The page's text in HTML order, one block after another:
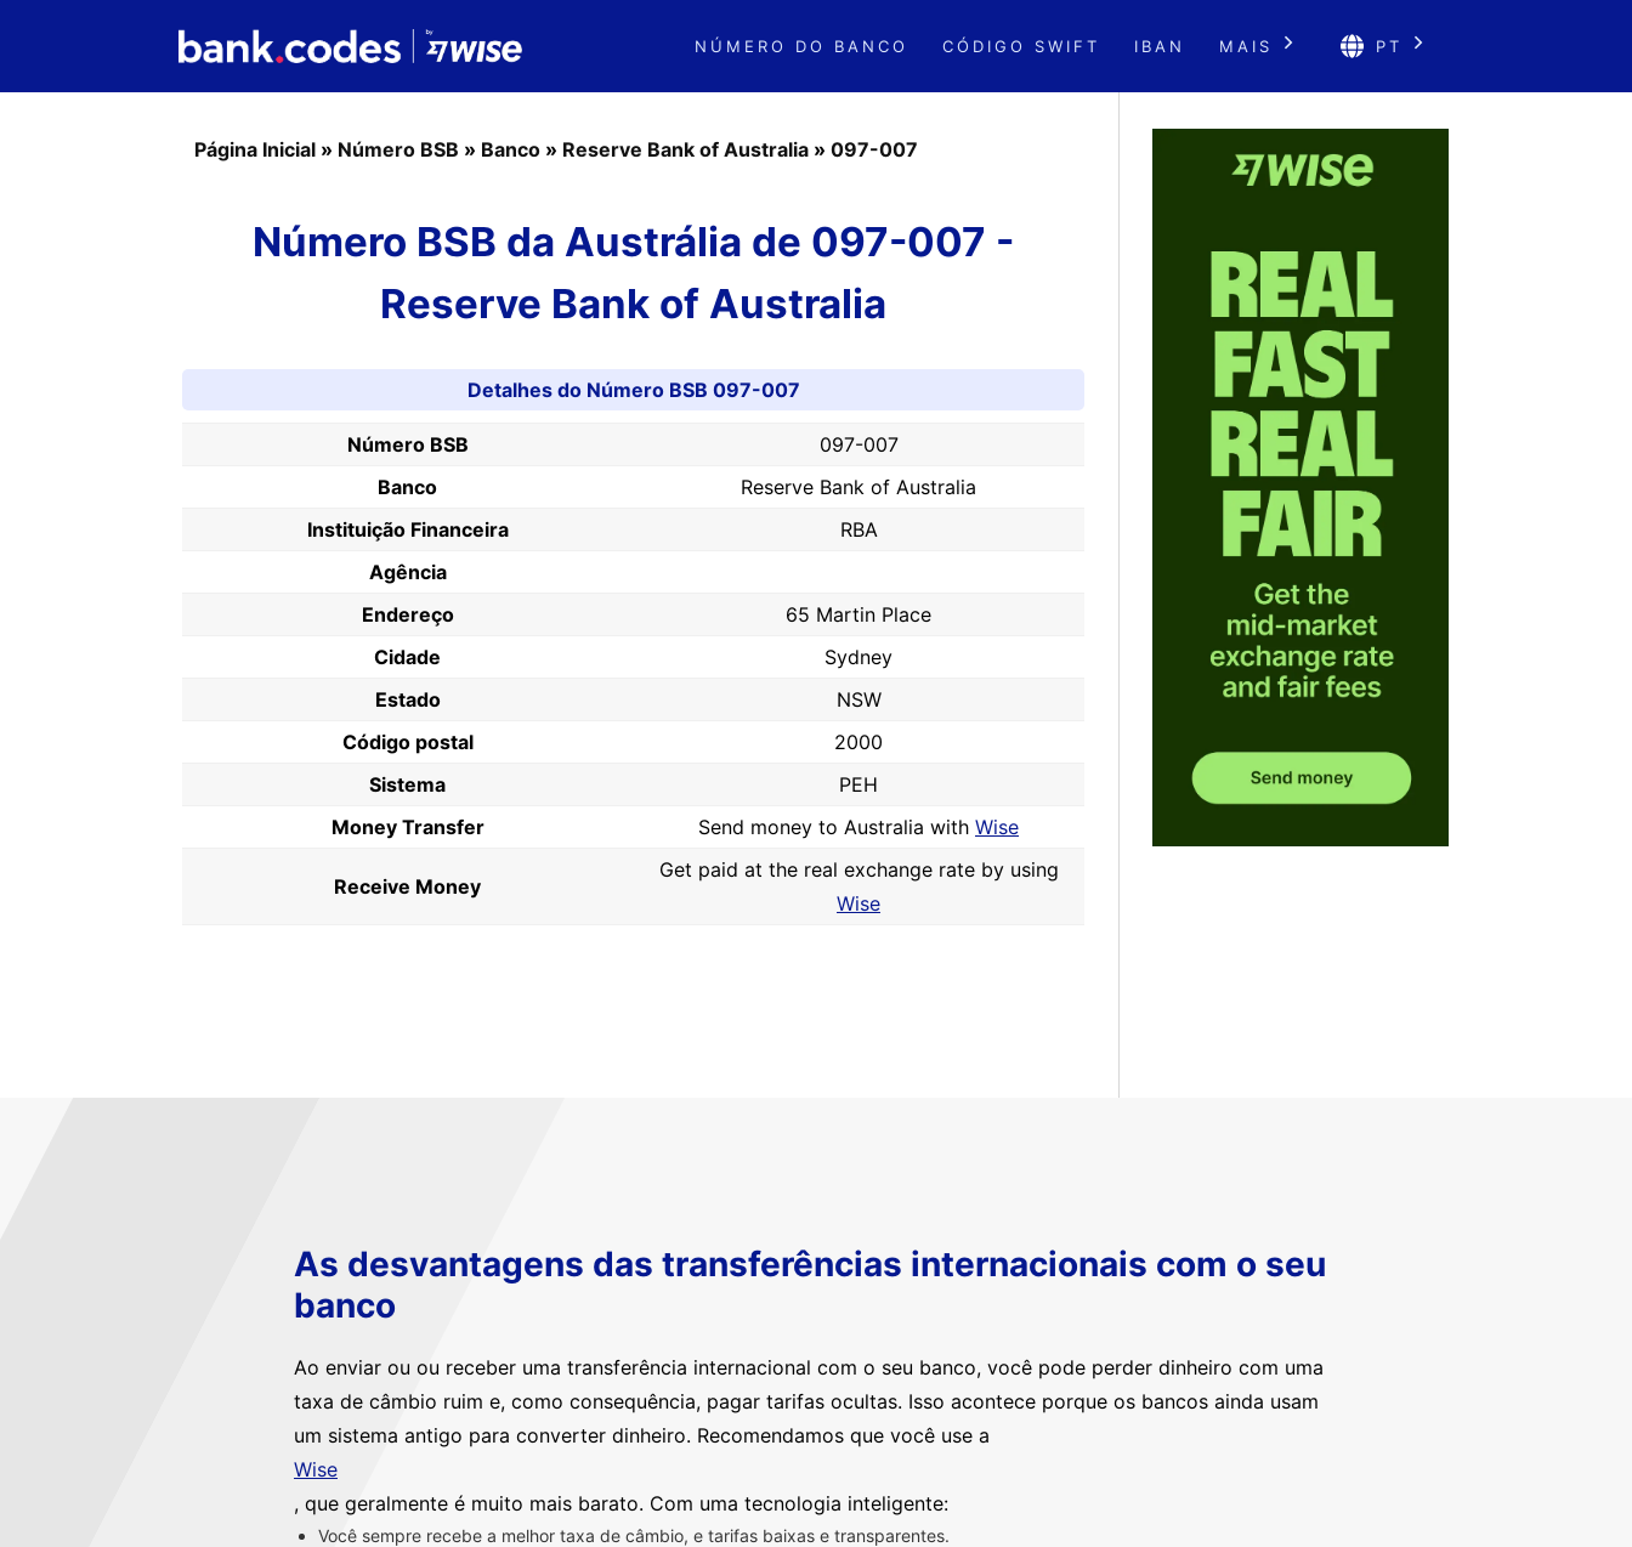
NÚMERO DO BANCO CÓDIGO SWIFT IBAN MAIS PT
Página Inicial » Número BSB » Banco » Reserve Bank of Australia » 097-007
Número BSB da Austrália de 097-007 -
Reserve Bank of Australia
Detalhes do Número BSB 097-007
Número BSB
097-007
Banco
Reserve Bank of Australia
Instituição Financeira
RBA
Agência
Endereço
65 Martin Place
Cidade
Sydney
Estado
NSW
Código postal
2000
Sistema
PEH
Money Transfer
Send money to Australia with Wise
Receive Money
Get paid at the real exchange rate by using
Wise
As desvantagens das transferências internacionais com o seu
banco
Ao enviar ou ou receber uma transferência internacional com o seu banco, você pode perder dinheiro com uma
taxa de câmbio ruim e, como consequência, pagar tarifas ocultas. Isso acontece porque os bancos ainda usam
um sistema antigo para converter dinheiro. Recomendamos que você use a
Wise
, que geralmente é muito mais barato. Com uma tecnologia inteligente:
Você sempre recebe a melhor taxa de câmbio, e tarifas baixas e transparentes.